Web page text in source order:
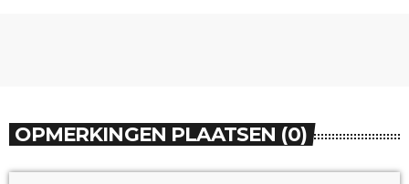
OPMERKINGEN PLAATSEN (0)